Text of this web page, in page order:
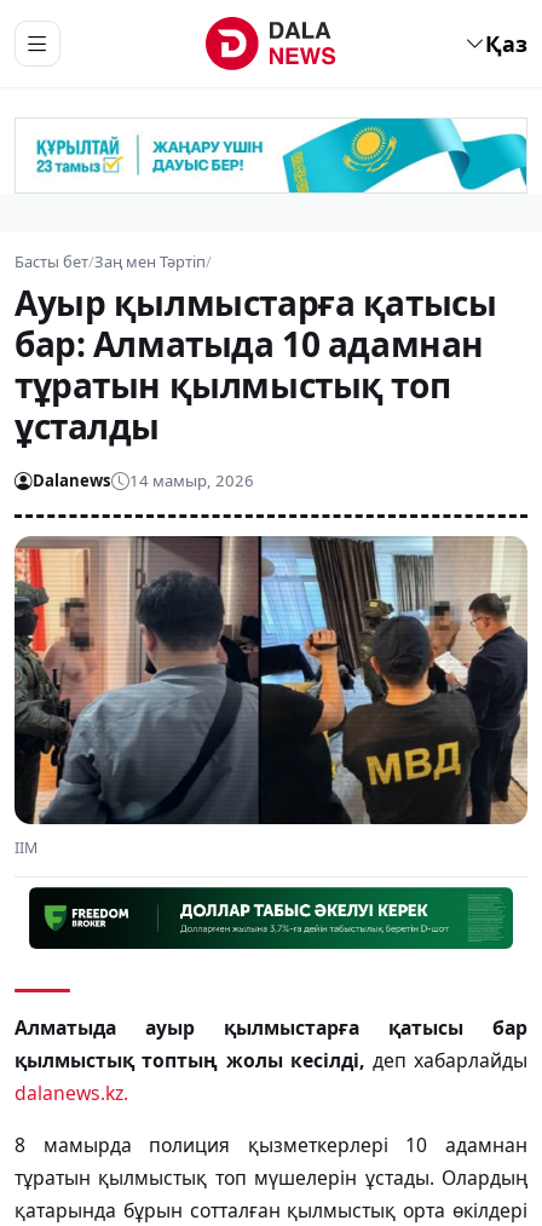
Қаз
Басты бет/Заң мен Тәртіп/
Ауыр қылмыстарға қатысы
бар: Алматыда 10 адамнан
тұратын қылмыстық топ
ұсталды
Dalanews 14 мамыр, 2026
ІІМ
Алматыда ауыр қылмыстарға қатысы бар
қылмыстық топтың жолы кесілді, деп хабарлайды
dalanews.kz.
8 мамырда полиция қызметкерлері 10 адамнан
тұратын қылмыстық топ мүшелерін ұстады. Олардың
қатарында бұрын сотталған қылмыстық орта өкілдері